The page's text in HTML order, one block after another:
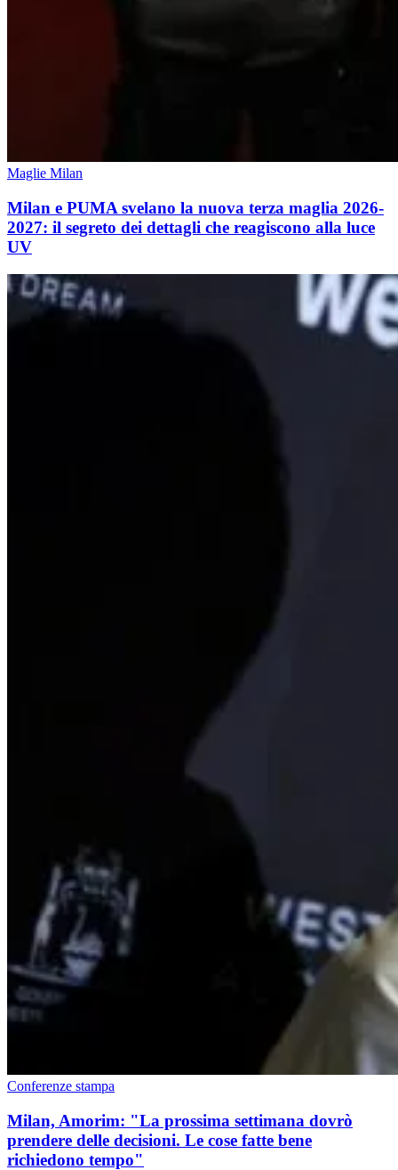
Maglie Milan
Milan e PUMA svelano la nuova terza maglia 2026-
2027: il segreto dei dettagli che reagiscono alla luce
UV
Conferenze stampa
Milan, Amorim: "La prossima settimana dovrò
prendere delle decisioni. Le cose fatte bene
richiedono tempo"